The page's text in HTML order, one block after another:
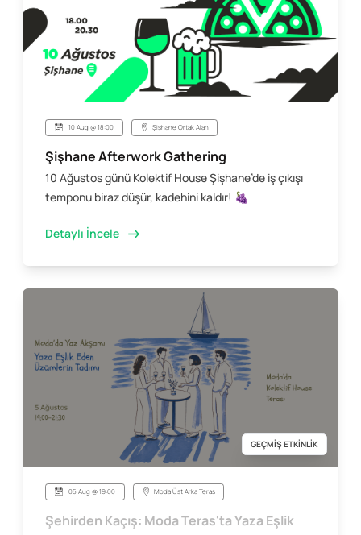
10 Aug @ 18:00 Şişhane Ortak Alan
Şişhane Afterwork Gathering
10 Ağustos günü Kolektif House Şişhane’de iş çıkışı
temponu biraz düşür, kadehini kaldır! 🍇
Detaylı İncele
GEÇMİŞ ETKİNLİK
05 Aug @ 19:00 Moda Üst Arka Teras
Şehirden Kaçış: Moda Teras'ta Yaza Eşlik